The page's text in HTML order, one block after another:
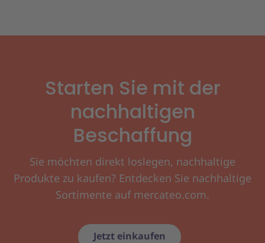
Starten Sie mit der
nachhaltigen
Beschaffung
Sie möchten direkt loslegen, nachhaltige
Produkte zu kaufen? Entdecken Sie nachhaltige
Sortimente auf mercateo.com.
Jetzt einkaufen